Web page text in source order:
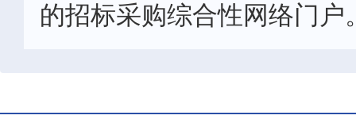
的招标采购综合性网络门户